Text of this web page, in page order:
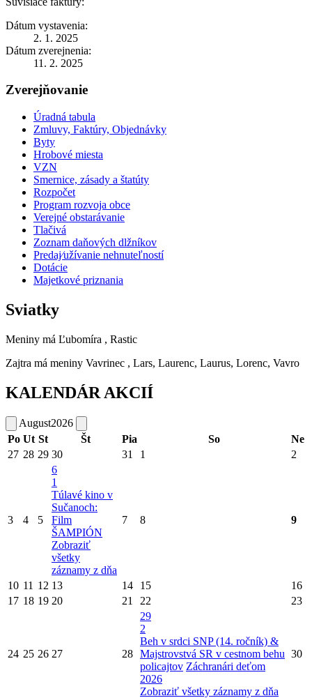
Dátum vystavenia:
2. 1. 2025
Dátum zverejnenia:
11. 2. 2025
Zverejňovanie
Úradná tabula
Zmluvy, Faktúry, Objednávky
Byty
Hrobové miesta
VZN
Smernice, zásady a štatúty
Rozpočet
Program rozvoja obce
Verejné obstarávanie
Tlačivá
Zoznam daňových dlžníkov
Predaj⁄užívanie nehnuteľností
Dotácie
Majetkové priznania
Sviatky
Meniny má Ľubomíra , Rastic
Zajtra má meniny Vavrinec , Lars, Laurenc, Laurus, Lorenc, Vavro
KALENDÁR AKCIÍ
August2026
Po Ut St Št Pia So
Ne
27 28 29 30 31 1 2
3 4 5
6
1
Túlavé kino v
Sučanoch:
Film
ŠAMPIÓN
Zobraziť
všetky
záznamy z dňa
7 8 9
10 11 12 13 14 15
16
17 18 19 20 21 22 23
24 25 26 27 28
29
2
Beh v srdci SNP (14. ročník) &
Majstrovstvá SR v cestnom behu
policajtov Záchranári deťom
2026
Zobraziť všetky záznamy z dňa
30